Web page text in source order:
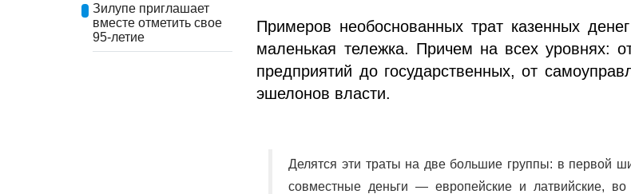
Зилупе приглашает
вместе отметить свое
95-летие
Примеров необоснованных трат казенных
маленькая тележка. Причем на всех уровнях:
предприятий до государственных, от
эшелонов власти.
Делятся эти траты на две большие группы: в первой
совместные деньги — европейские и латвийские,